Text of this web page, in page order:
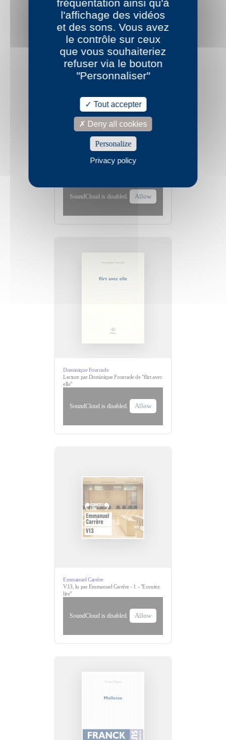
Georges Perec
SoundCloud is disabled. Allow
Dominique Fourcade
Lecture par Dominique Fourcade de "flirt avec
elle"
SoundCloud is disabled. Allow
Emmanuel Carrère
V13, lu par Emmanuel Carrère - 1 - "Ecoutez
lire"
SoundCloud is disabled. Allow
fréquentation ainsi qu'à
l'affichage des vidéos
et des sons. Vous avez
le contrôle sur ceux
que vous souhaiteriez
refuser via le bouton
"Personnaliser"
Tout accepter
Deny all cookies
Personalize
Privacy policy